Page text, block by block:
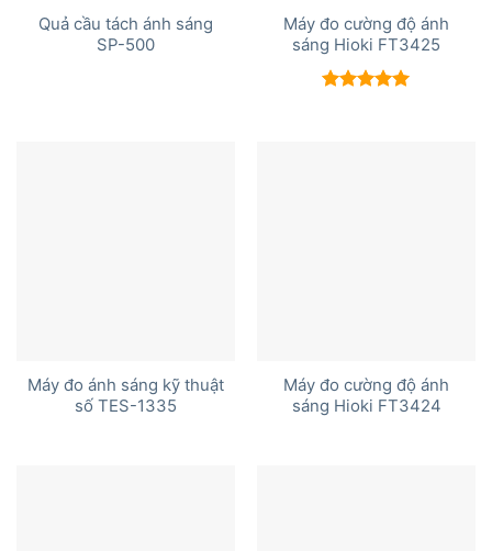
Quả cầu tách ánh sáng
SP-500
Máy đo cường độ ánh
sáng Hioki FT3425
Máy đo ánh sáng kỹ thuật
số TES-1335
Máy đo cường độ ánh
sáng Hioki FT3424